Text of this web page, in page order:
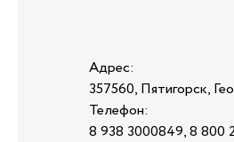
Адрес:
357560, Пятигорск,
Телефон:
8 938 3000849, 8 800